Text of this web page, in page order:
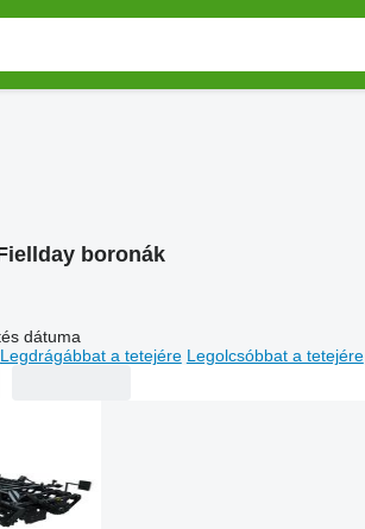
boronák
dátuma
Legdrágábbat a tetejére Legolcsóbbat a tetejére